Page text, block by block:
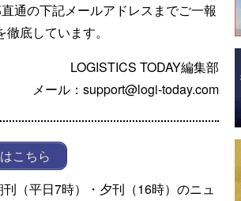
通の下記メールアドレスまでご一報
底しています。
LOGISTICS TODAY編集部
メール：support@logi-today.com
こちら
（平日7時）・夕刊（16時）のニュ